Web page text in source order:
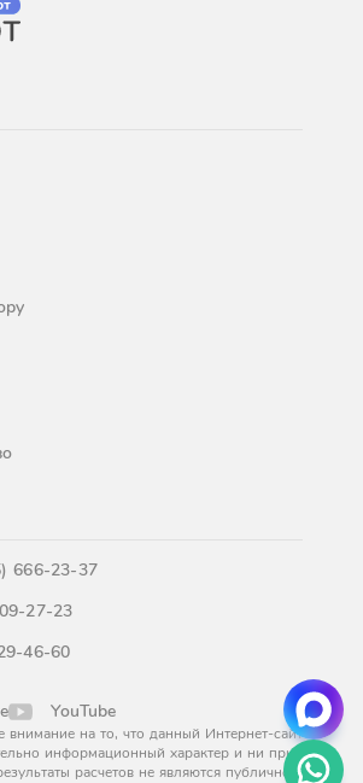
666-23-37
27-23
46-60
YouTube
на то, что данный Интернет-сайт
информационный характер и ни при
расчетов не являются публичной